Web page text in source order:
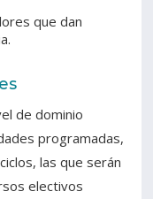
que dan
de dominio
programadas,
las que serán
electivos